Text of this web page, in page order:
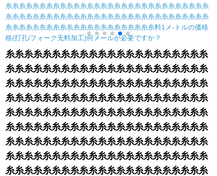
ーテーンン部屋部屋
部屋扫き出し窓ベゼ
ル7叶草ブティック
2.0項
す。
糸糸糸糸糸糸糸糸糸糸糸糸糸糸糸糸糸糸糸糸糸糸
糸糸糸糸糸糸糸糸糸糸糸糸糸糸糸糸糸糸糸糸糸糸
糸糸糸糸糸糸糸糸糸糸糸糸糸糸糸糸糸糸糸糸糸糸
糸糸糸糸糸糸糸糸糸糸糸糸糸糸糸糸糸糸糸糸糸糸
糸糸糸糸糸糸糸糸糸糸糸糸糸糸糸糸糸糸糸糸糸糸
糸糸糸糸糸糸糸糸糸糸糸糸糸糸糸糸糸糸糸糸糸糸
糸糸糸糸糸糸糸糸糸糸糸糸糸糸糸糸糸糸糸糸糸糸
糸糸糸糸糸糸糸糸糸糸糸糸糸糸糸糸糸糸糸糸糸糸
糸糸糸糸糸糸糸糸糸糸糸糸糸糸糸糸糸糸糸糸糸糸